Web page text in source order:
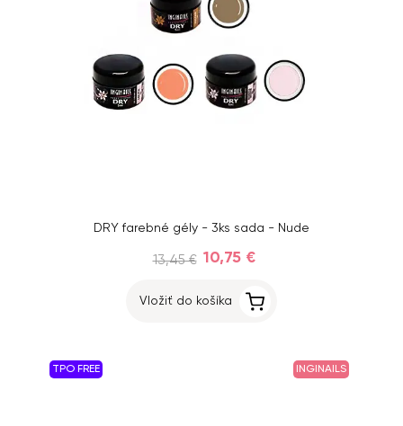
DRY farebné gély - 3ks sada - Nude
13,45 € 10,75 €
Vložiť do košíka
TPO FREE INGINAILS